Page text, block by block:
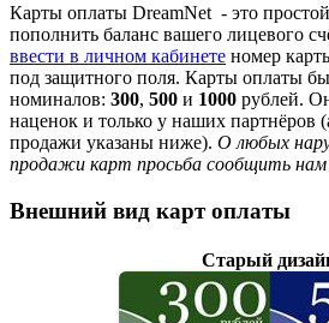
Карты оплаты DreamNet - это
пополнить баланс вашего лицевого
ввести в личном кабинете номер
под защитного поля. Карты оплаты
номиналов: 300, 500 и 1000 рублей.
наценок и только у наших партнёров
продажи указаны ниже). О любых
продажи карт просьба сообщить нам
Внешний вид карт оплаты
Старый